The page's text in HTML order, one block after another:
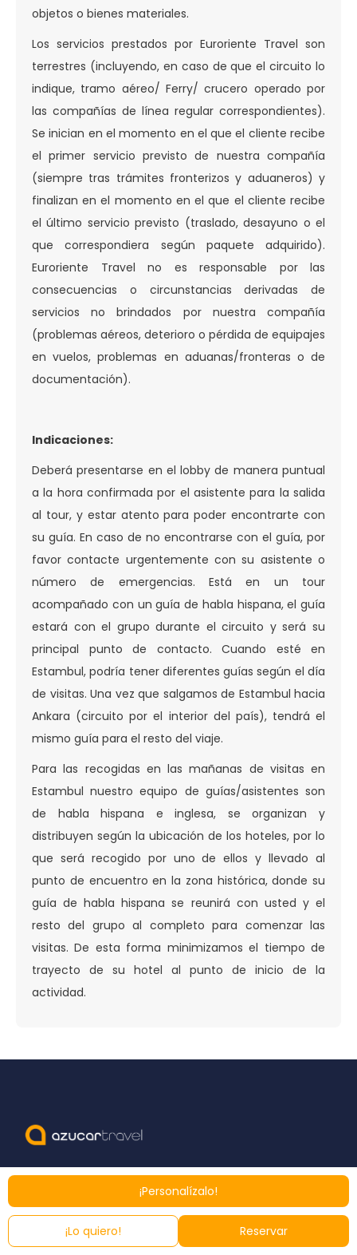
¡Personalízalo!
¡Lo quiero! Reservar
objetos o bienes materiales.
Los servicios prestados por Euroriente Travel son
terrestres (incluyendo, en caso de que el circuito lo
indique, tramo aéreo/ Ferry/ crucero operado por
las compañías de línea regular correspondientes).
Se inician en el momento en el que el cliente recibe
el primer servicio previsto de nuestra compañía
(siempre tras trámites fronterizos y aduaneros) y
finalizan en el momento en el que el cliente recibe
el último servicio previsto (traslado, desayuno o el
que correspondiera según paquete adquirido).
Euroriente Travel no es responsable por las
consecuencias o circunstancias derivadas de
servicios no brindados por nuestra compañía
(problemas aéreos, deterioro o pérdida de equipajes
en vuelos, problemas en aduanas/fronteras o de
documentación).
Indicaciones:
Deberá presentarse en el lobby de manera puntual
a la hora confirmada por el asistente para la salida
al tour, y estar atento para poder encontrarte con
su guía. En caso de no encontrarse con el guía, por
favor contacte urgentemente con su asistente o
número de emergencias. Está en un tour
acompañado con un guía de habla hispana, el guía
estará con el grupo durante el circuito y será su
principal punto de contacto. Cuando esté en
Estambul, podría tener diferentes guías según el día
de visitas. Una vez que salgamos de Estambul hacia
Ankara (circuito por el interior del país), tendrá el
mismo guía para el resto del viaje.
Para las recogidas en las mañanas de visitas en
Estambul nuestro equipo de guías/asistentes son
de habla hispana e inglesa, se organizan y
distribuyen según la ubicación de los hoteles, por lo
que será recogido por uno de ellos y llevado al
punto de encuentro en la zona histórica, donde su
guía de habla hispana se reunirá con usted y el
resto del grupo al completo para comenzar las
visitas. De esta forma minimizamos el tiempo de
trayecto de su hotel al punto de inicio de la
actividad.
Contacto